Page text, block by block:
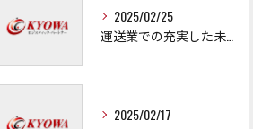
2025/02/25
2025/02/17